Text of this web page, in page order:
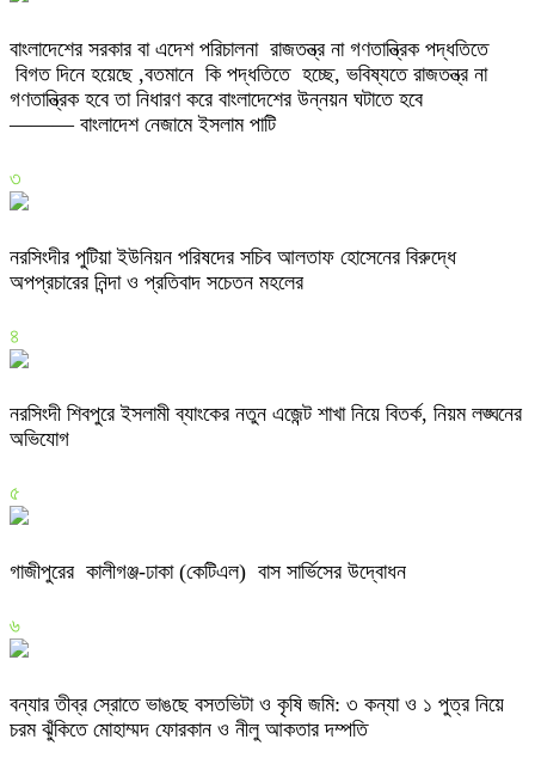
বাংলাদেশের সরকার বা এদেশ পরিচালনা রাজতন্ত্র না গণতান্ত্রিক পদ্ধতিতে
বিগত দিনে হয়েছে ,বতমানে কি পদ্ধতিতে হচ্ছে, ভবিষ্যতে রাজতন্ত্র না
গণতান্ত্রিক হবে তা নিধারণ করে বাংলাদেশের উন্নয়ন ঘটাতে হবে
——— বাংলাদেশ নেজামে ইসলাম পাটি
৩
নরসিংদীর পুটিয়া ইউনিয়ন পরিষদের সচিব আলতাফ হোসেনের বিরুদ্ধে
অপপ্রচারের নিন্দা ও প্রতিবাদ সচেতন মহলের
৪
নরসিংদী শিবপুরে ইসলামী ব্যাংকের নতুন এজেন্ট শাখা নিয়ে বিতর্ক, নিয়ম লঙ্ঘনের
অভিযোগ
৫
গাজীপুরের কালীগঞ্জ-ঢাকা (কেটিএল) বাস সার্ভিসের উদ্বোধন
৬
বন্যার তীব্র স্রোতে ভাঙছে বসতভিটা ও কৃষি জমি: ৩ কন্যা ও ১ পুত্র নিয়ে
চরম ঝুঁকিতে মোহাম্মদ ফোরকান ও নীলু আকতার দম্পতি